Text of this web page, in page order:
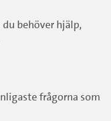
behöver hjälp,
frågorna som